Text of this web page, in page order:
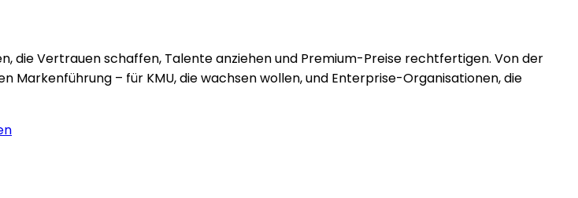
die Vertrauen schaffen, Talente anziehen und Premium-Preise rechtfertigen. Von der
Markenführung – für KMU, die wachsen wollen, und Enterprise-Organisationen, die